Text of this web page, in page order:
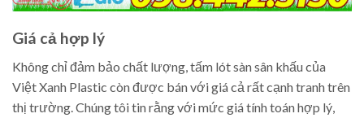
Giá cả hợp lý
Không chỉ đảm bảo chất lượng, tấm lót sàn sân khấu của
Việt Xanh Plastic còn được bán với giá cả rất cạnh tranh trên
thị trường. Chúng tôi tin rằng với mức giá tính toán hợp lý,